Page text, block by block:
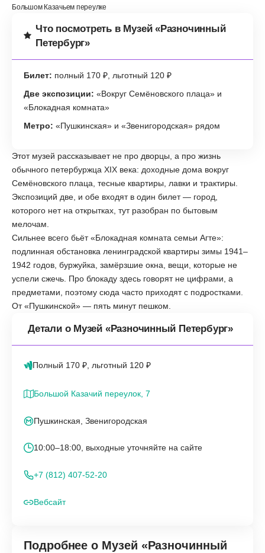
Большом Казачьем переулке
Что посмотреть в Музей «Разночинный
Петербург»
Билет: полный 170 ₽, льготный 120 ₽
Две экспозиции: «Вокруг Семёновского плаца» и
«Блокадная комната»
Метро: «Пушкинская» и «Звенигородская» рядом
Этот музей рассказывает не про дворцы, а про жизнь
обычного петербуржца XIX века: доходные дома вокруг
Семёновского плаца, тесные квартиры, лавки и трактиры.
Экспозиций две, и обе входят в один билет — город,
которого нет на открытках, тут разобран по бытовым
мелочам.
Сильнее всего бьёт «Блокадная комната семьи Агте»:
подлинная обстановка ленинградской квартиры зимы 1941–
1942 годов, буржуйка, замёрзшие окна, вещи, которые не
успели сжечь. Про блокаду здесь говорят не цифрами, а
предметами, поэтому сюда часто приходят с подростками.
От «Пушкинской» — пять минут пешком.
Детали о Музей «Разночинный Петербург»
Полный 170 ₽, льготный 120 ₽
Большой Казачий переулок, 7
Пушкинская, Звенигородская
10:00–18:00, выходные уточняйте на сайте
+7 (812) 407-52-20
Вебсайт
Подробнее о Музей «Разночинный